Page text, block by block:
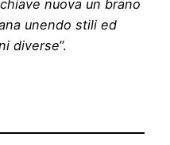
nuova un brano
unendo stili ed
diverse”.